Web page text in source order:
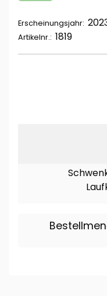
Erscheinungsjahr:
Artikelnr.: 1819